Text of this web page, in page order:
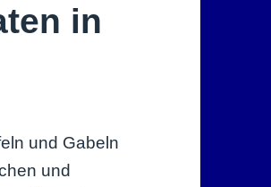
in
und Gabeln
und